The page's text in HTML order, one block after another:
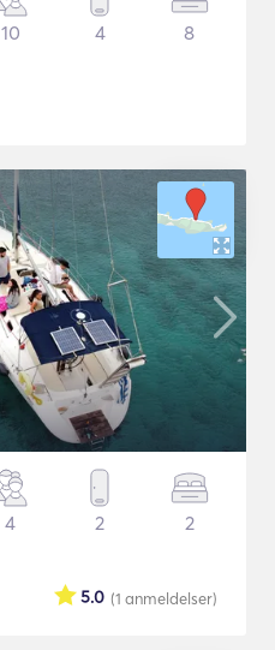
10 4 8
4 2 2
(1 anmeldelser)
5.0